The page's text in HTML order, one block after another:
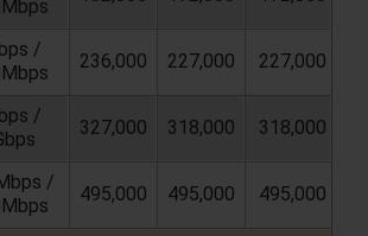
/
236,000 227,000 227,000
/
327,000 318,000 318,000
/
495,000 495,000 495,000